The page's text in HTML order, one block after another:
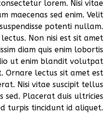
lorem. Nisi vitae
maecenas sed enim. Velit
potenti nullam.
Non nisi est sit amet
diam quis enim lobortis
ut enim blandit volutpat
Ornare lectus sit amet est
Nisi vitae suscipit tellus
sed. Placerat duis ultricies
turpis tincidunt id aliquet.